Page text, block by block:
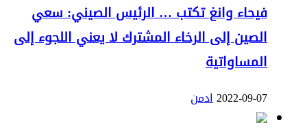
فيحاء وانغ تكتب … الرئيس الصيني: سعي
الصين إلى الرخاء المشترك لا يعني اللجوء إلى
المساواتية
2022-09-07ادمن